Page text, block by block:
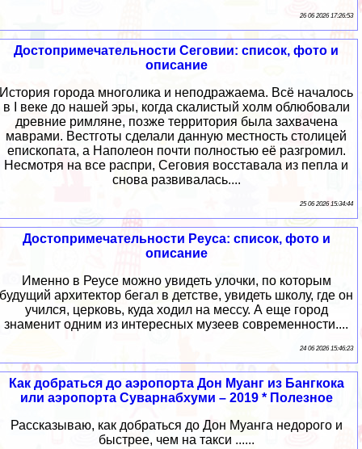
26 06 2026 17:26:53
Достопримечательности Сеговии: список, фото и
описание
История города многолика и неподражаема. Всё началось
в I веке до нашей эры, когда скалистый холм облюбовали
древние римляне, позже территория была захвачена
маврами. Вестготы сделали данную местность столицей
епископата, а Наполеон почти полностью её разгромил.
Несмотря на все распри, Сеговия восставала из пепла и
снова развивалась....
25 06 2026 15:34:44
Достопримечательности Реуса: список, фото и
описание
Именно в Реусе можно увидеть улочки, по которым
будущий архитектор бегал в детстве, увидеть школу, где он
учился, церковь, куда ходил на мессу. А еще город
знаменит одним из интересных музеев современности....
24 06 2026 15:46:23
Как добраться до аэропорта Дон Муанг из Бангкока
или аэропорта Суварнабхуми – 2019 * Полезное
Рассказываю, как добраться до Дон Муанга недорого и
быстрее, чем на такси ......